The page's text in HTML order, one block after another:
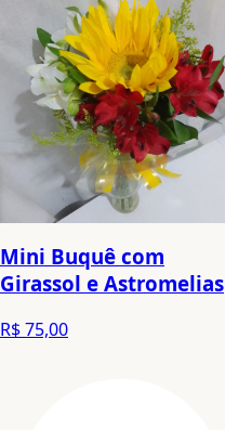
Mini Buquê com
Girassol e Astromelias
R$ 75,00